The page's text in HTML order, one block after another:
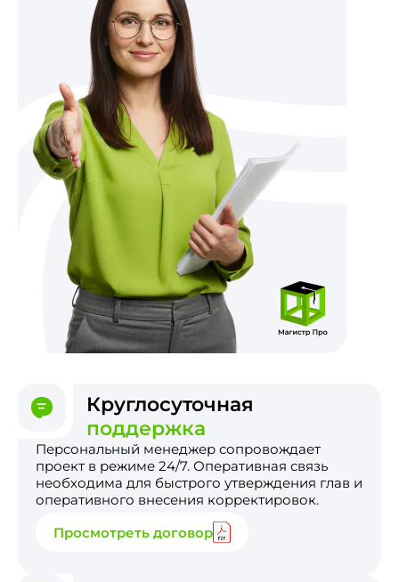
Круглосуточная
поддержка
Персональный менеджер сопровождает
проект в режиме 24/7. Оперативная связь
необходима для быстрого утверждения глав и
оперативного внесения корректировок.
Просмотреть договор